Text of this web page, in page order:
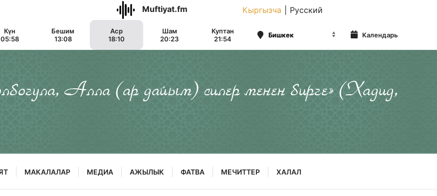
Muftiyat.fm Кыргызча Русский
Күн
05:58
Бешим
13:08
Аср
18:10
Шам
20:23
Куптан
21:54
Календарь
Алла (ар дайым) силер менен бирге» (Хадид,
МАКАЛАЛАР МЕДИА АЖЫЛЫК ФАТВА МЕЧИТТЕР ХАЛАЛ